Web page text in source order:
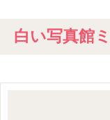
白い写真館